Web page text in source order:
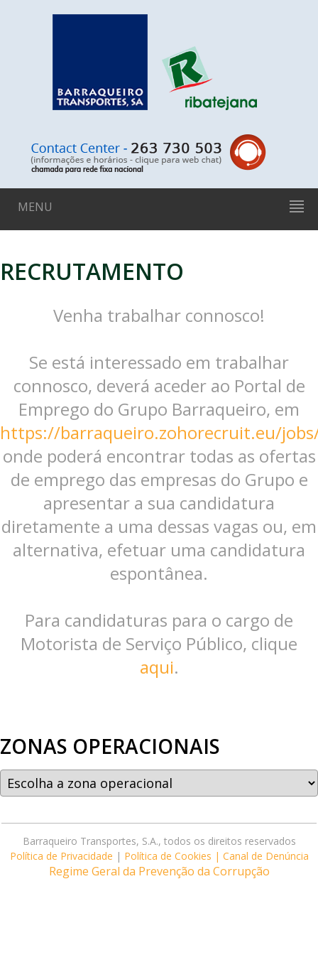
MENU
RECRUTAMENTO
Venha trabalhar connosco!
Se está interessado em trabalhar
connosco, deverá aceder ao Portal de
Emprego do Grupo Barraqueiro, em
https://barraqueiro.zohorecruit.eu/
onde poderá encontrar todas as ofertas
de emprego das empresas do Grupo e
apresentar a sua candidatura
diretamente a uma dessas vagas ou, em
alternativa, efetuar uma candidatura
espontânea.
Para candidaturas para o cargo de
Motorista de Serviço Público, clique
aqui.
ZONAS OPERACIONAIS
Barraqueiro Transportes, S.A., todos os direitos reservados
Política de Privacidade | Política de Cookies | Canal de Denúncia
Regime Geral da Prevenção da Corrupção